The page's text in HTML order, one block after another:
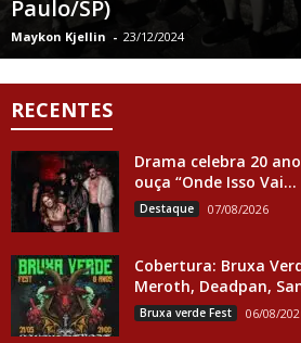
Paulo/SP)
Maykon Kjellin - 23/12/2024
RECENTES
Drama celebra 20
ouça “Onde Isso Vai...
Destaque 07/08/2026
Cobertura: Bruxa
Meroth, Deadpan,
Bruxa verde Fest 06/08/